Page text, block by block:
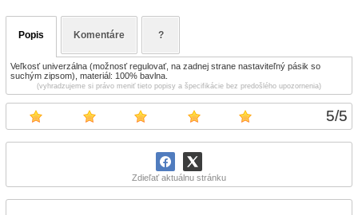
5/5
Zdieľať aktuálnu stránku
Popis Komentáre ?
Veľkosť univerzálna (možnosť regulovať, na zadnej strane nastaviteľný pásik so
suchým zipsom), materiál: 100% bavlna.
(vyhradzujeme si právo meniť tieto popisy a špecifikácie bez predošlého upozornenia)